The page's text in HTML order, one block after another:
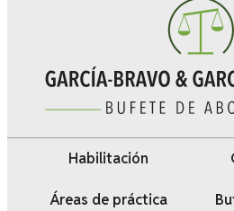
Habilitación
Áreas de práctica